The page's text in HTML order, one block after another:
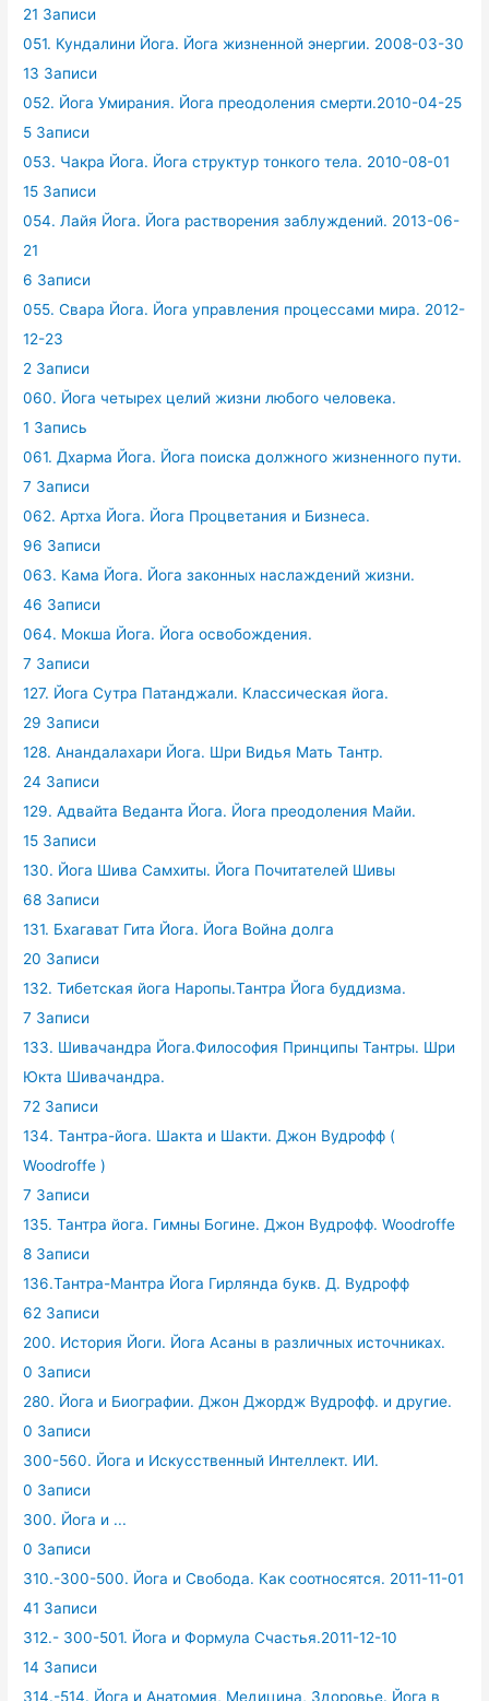
21 Записи
051. Кундалини Йога. Йога жизненной энергии. 2008-03-30
13 Записи
052. Йога Умирания. Йога преодоления смерти.2010-04-25
5 Записи
053. Чакра Йога. Йога структур тонкого тела. 2010-08-01
15 Записи
054. Лайя Йога. Йога растворения заблуждений. 2013-06-
21
6 Записи
055. Свара Йога. Йога управления процессами мира. 2012-
12-23
2 Записи
060. Йога четырех целий жизни любого человека.
1 Запись
061. Дхарма Йога. Йога поиска должного жизненного пути.
7 Записи
062. Артха Йога. Йога Процветания и Бизнеса.
96 Записи
063. Кама Йога. Йога законных наслаждений жизни.
46 Записи
064. Мокша Йога. Йога освобождения.
7 Записи
127. Йога Сутра Патанджали. Классическая йога.
29 Записи
128. Анандалахари Йога. Шри Видья Мать Тантр.
24 Записи
129. Адвайта Веданта Йога. Йога преодоления Майи.
15 Записи
130. Йога Шива Самхиты. Йога Почитателей Шивы
68 Записи
131. Бхагават Гита Йога. Йога Война долга
20 Записи
132. Тибетская йога Наропы.Тантра Йога буддизма.
7 Записи
133. Шивачандра Йога.Философия Принципы Тантры. Шри
Юкта Шивачандра.
72 Записи
134. Тантра-йога. Шакта и Шакти. Джон Вудрофф (
Woodroffe )
7 Записи
135. Тантра йога. Гимны Богине. Джон Вудрофф. Woodroffe
8 Записи
136.Тантра-Мантра Йога Гирлянда букв. Д. Вудрофф
62 Записи
200. История Йоги. Йога Асаны в различных источниках.
0 Записи
280. Йога и Биографии. Джон Джордж Вудрофф. и другие.
0 Записи
300-560. Йога и Искусственный Интеллект. ИИ.
0 Записи
300. Йога и ...
0 Записи
310.-300-500. Йога и Свобода. Как соотносятся. 2011-11-01
41 Записи
312.- 300-501. Йога и Формула Счастья.2011-12-10
14 Записи
314.-514. Йога и Анатомия, Медицина, Здоровье. Йога в